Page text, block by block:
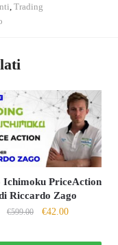
Trading
Ichimoku PriceAction
Riccardo Zago
€599.00
Il
originale
€42.00Il
attuale